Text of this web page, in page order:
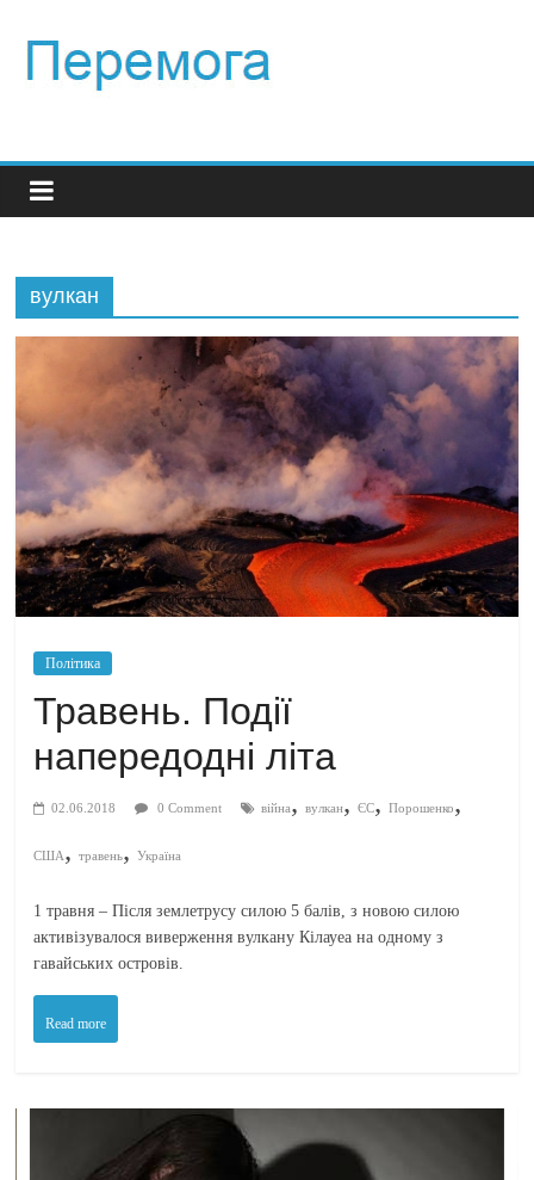
вулкан
Політика
Травень. Події
напередодні літа
02.06.2018 0 Comment війна,вулкан,ЄС,Порошенко,
США,травень,Україна
1 травня – Після землетрусу силою 5 балів, з новою силою
активізувалося виверження вулкану Кілауеа на одному з
гавайських островів.
Read more